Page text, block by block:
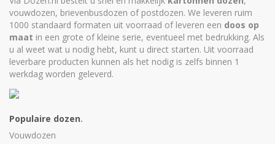
vouwdozen, brievenbusdozen of postdozen. We leveren ruim
1000 standaard formaten uit voorraad of leveren een doos op
maat in een grote of kleine serie, eventueel met bedrukking. Als
u al weet wat u nodig hebt, kunt u direct starten. Uit voorraad
leverbare producten kunnen als het nodig is zelfs binnen 1
werkdag worden geleverd.
Populaire dozen.
Vouwdozen